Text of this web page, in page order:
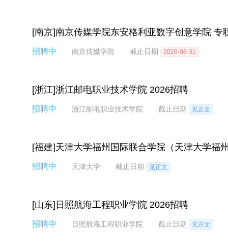
[南京]南京传媒学院东安格利亚数字创意学院 专
招聘中 南京传媒学院 截止日期 2026-08-31
[浙江]浙江邮电职业技术学院 2026招聘
招聘中 浙江邮电职业技术学院 截止日期 见正文
[福建]天津大学福州国际联合学院（天津大学福
招聘中 天津大学 截止日期 见正文
[山东]日照航海工程职业学院 2026招聘
招聘中 日照航海工程职业学院 截止日期 见正文